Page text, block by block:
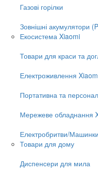
Газові горілки
Зовнішні акумулятори
Екосистема Xiaomi
Товари для краси та
Електроживлення
Портативна та
Мережеве обладнання
Електробритви/
Товари для дому
Диспенсери для мила